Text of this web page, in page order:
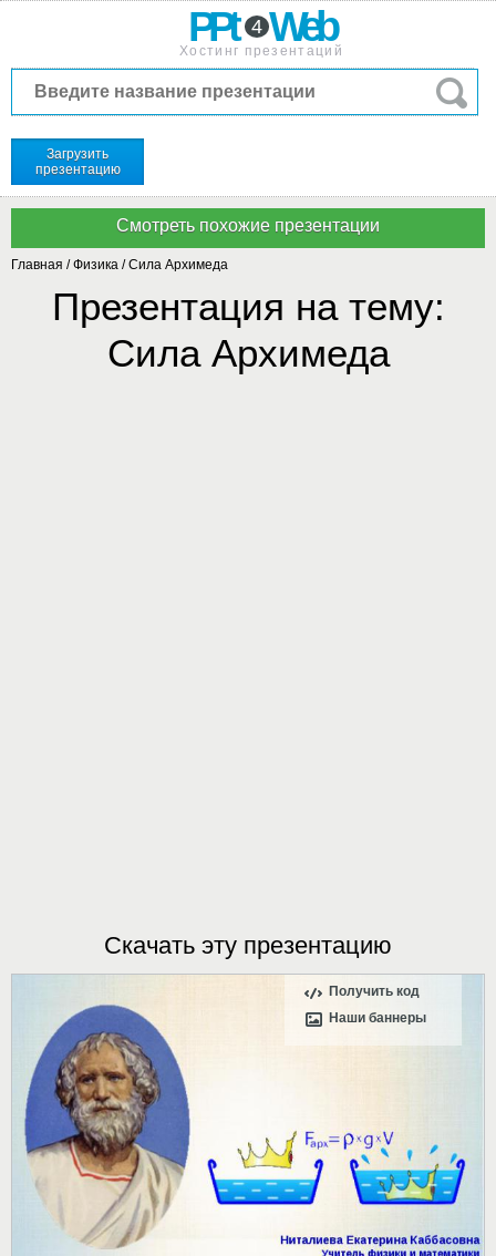
PPt 4 Web
Хостинг презентаций
Загрузить
презентацию
Главная /Физика /Сила Архимеда
Презентация на тему:
Сила Архимеда
Скачать эту презентацию
Получить код
Наши баннеры